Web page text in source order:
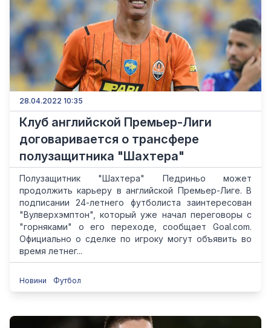
28.04.2022 10:35
Клуб английской Премьер-Лиги
договаривается о трансфере
полузащитника "Шахтера"
Полузащитник "Шахтера" Педриньо может
продолжить карьеру в английской Премьер-Лиге. В
подписании 24-летнего футболиста заинтересован
"Вулверхэмптон", который уже начал переговоры с
"горняками" о его переходе, сообщает Goal.com.
Официально о сделке по игроку могут объявить во
время летнег...
Новини Футбол